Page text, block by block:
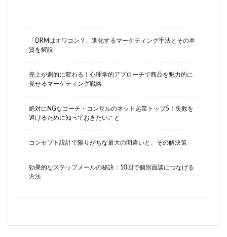
「DRMはオワコン？」進化するマーケティング手法とその本
質を解説
売上が劇的に変わる！心理学的アプローチで商品を魅力的に
見せるマーケティング戦略
絶対にNGなコーチ・コンサルのネット起業トップ5！失敗を
避けるために知っておきたいこと
コンセプト設計で陥りがちな最大の間違いと、その解決策
効果的なステップメールの秘訣：10回で個別面談につなげる
方法